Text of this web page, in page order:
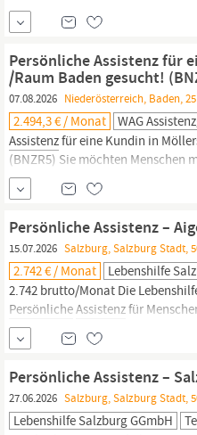
selbstbestimmten Leben
richtig!
Persönliche
unterstützen. AlsPersönliche:r
Persönliche Assistenz für
/Raum Baden gesucht!
07.08.2026 Niederösterreich, Baden,
2.494,3 € / Monat WAG
Assistenzfür eine Kundin in
(BNZR5) Sie möchten Menschen
selbstbestimmten Leben
richtig!
Persönliche
unterstützen. AlsPersönliche:r
Persönliche Assistenz –
15.07.2026 Salzburg, Salzburg Stadt,
2.742 € / Monat Lebenshilfe
2.742 brutto/Monat Die
PersönlicheAssistenzfür
suchen ab 01.09.2026 für eine in
jährige, Rollstuhlfahrerin, eine:n
Die
Persönliche Assistenz –
27.06.2026 Salzburg, Salzburg Stadt,
Lebenshilfe Salzburg GGmbH